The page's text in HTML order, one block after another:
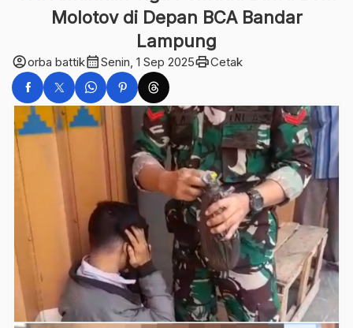
Molotov di Depan BCA Bandar
Lampung
account_circleorba battikcalendar_monthSenin, 1 Sep 2025printCetak